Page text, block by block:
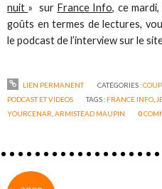
nuit » sur France Info, ce
goûts en termes de lectures,
le podcast de l’interview sur le
LIEN PERMANENT CATÉGORIES :
PODCAST ET VIDEOS
TAGS : FRANCE INFO
YOURCENAR ,ARMISTEAD MAUPIN 0